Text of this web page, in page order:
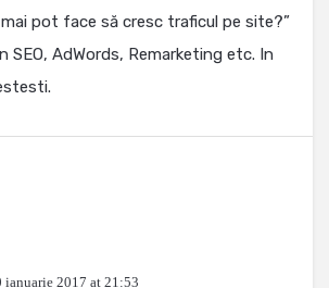
pot face să cresc traficul pe site?”
SEO, AdWords, Remarketing etc. In
ianuarie 2017 at 21:53